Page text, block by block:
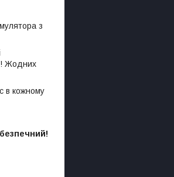
з
Жодних
в кожному